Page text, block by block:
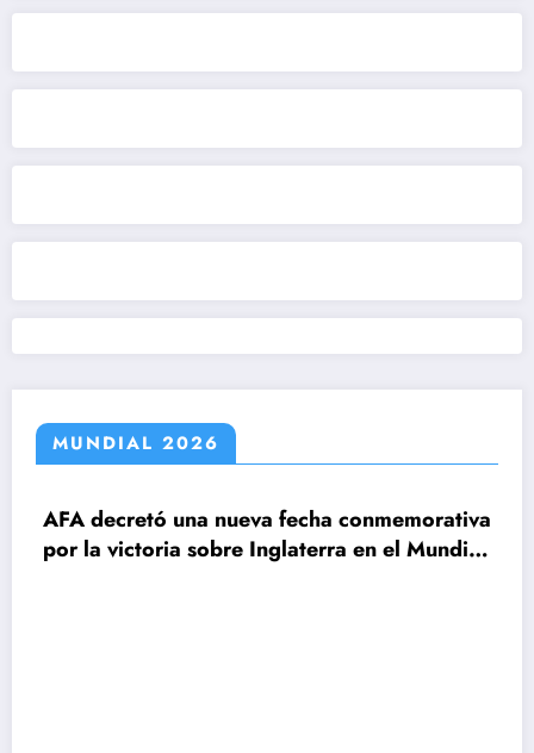
MUNDIAL 2026
una nueva fecha conmemorativa
victoria sobre Inglaterra en el Mundial